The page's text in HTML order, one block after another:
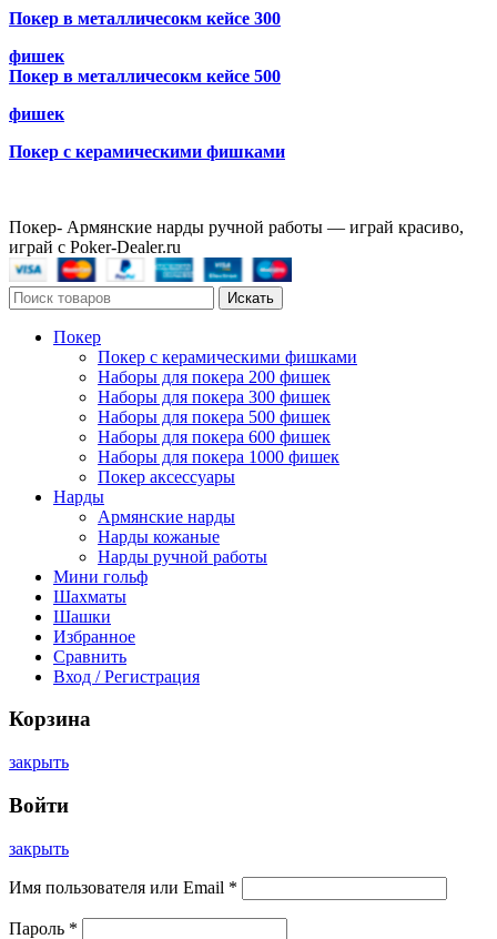
Покер в металличесокм кейсе 300
фишек
Покер в металличесокм кейсе 500
фишек
Покер с керамическими фишками
Покер- Армянские нарды ручной работы — играй красиво,
играй с Poker-Dealer.ru
Искать
Покер
Покер с керамическими фишками
Наборы для покера 200 фишек
Наборы для покера 300 фишек
Наборы для покера 500 фишек
Наборы для покера 600 фишек
Наборы для покера 1000 фишек
Покер аксессуары
Нарды
Армянские нарды
Нарды кожаные
Нарды ручной работы
Мини гольф
Шахматы
Шашки
Избранное
Сравнить
Вход / Регистрация
Корзина
закрыть
Войти
закрыть
Имя пользователя или Email *
Пароль *